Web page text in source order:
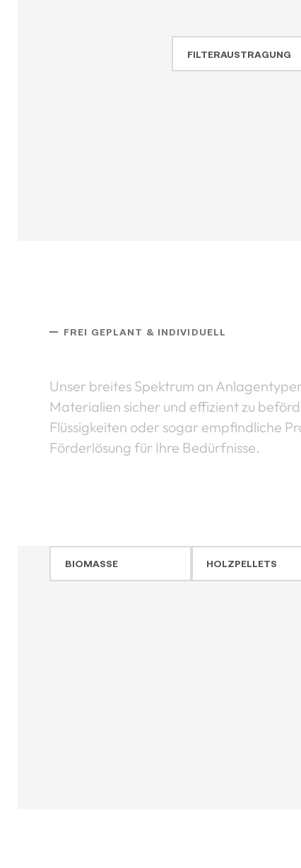
FILTERAUSTRAGUNG
FREI GEPLANT & INDIVIDUELL
Unser breites Spektrum an
Materialien sicher und effizient zu
Flüssigkeiten oder sogar empfindliche
Förderlösung für Ihre Bedürfnisse.
BIOMASSE HOLZPELLETS